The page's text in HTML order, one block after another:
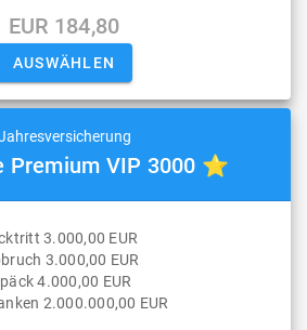
EUR 184,80
Premium VIP 3000 ⭐
3.000,00 EUR
3.000,00 EUR
4.000,00 EUR
2.000.000,00 EUR